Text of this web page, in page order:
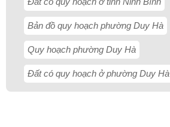
Bản đồ quy hoạch phường Duy Hà
Quy hoạch phường Duy Hà
Đất có quy hoạch ở phường Duy Hà